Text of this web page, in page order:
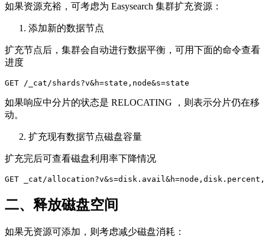
如果资源充裕，可考虑为 Easysearch 集群扩充资源：
添加新的数据节点
扩充节点后，集群会自动进行数据平衡，可用下面的命令查看
进度
GET /_cat/shards?v&h=state,node&s=state
如果响应中分片的状态是 RELOCATING ，则表示分片仍在移
动。
扩充现有数据节点磁盘容量
扩充完后可查看磁盘利用率下降情况
GET _cat/
二、释放磁盘空间
如果无资源可添加，则考虑减少磁盘消耗：